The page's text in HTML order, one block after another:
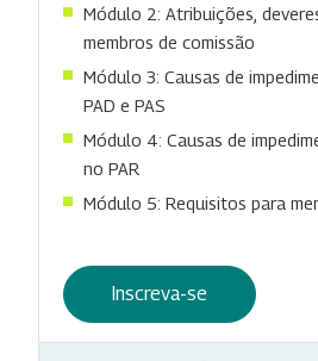
Módulo 2: Atribuições,
membros de comissão
Módulo 3: Causas de
PAD e PAS
Módulo 4: Causas de
no PAR
Módulo 5: Requisitos para
Inscreva-se